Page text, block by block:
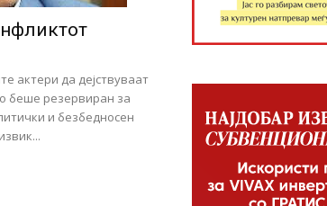
актери да дејствуваат
беше резервиран за
и безбедносен